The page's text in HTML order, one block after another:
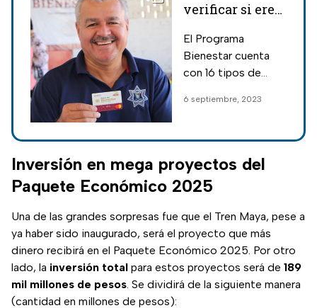
verificar si eres
programa del
Bienestar
El Programa
Bienestar cuenta
con 16 tipos de
grupos de la
te explicamos
cómo verificar si
formas parte de
alguno.
6 septiembre, 2023
Inversión en mega proyectos del
Paquete Económico 2025
Una de las grandes sorpresas fue que el Tren Maya, pese a
ya haber sido inaugurado, será el proyecto que más
dinero recibirá en el Paquete Económico 2025. Por otro
lado, la inversión total para estos proyectos será de 189
mil millones de pesos. Se dividirá de la siguiente manera
(cantidad en millones de pesos):